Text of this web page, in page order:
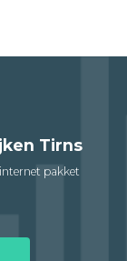
Tirns
pakket